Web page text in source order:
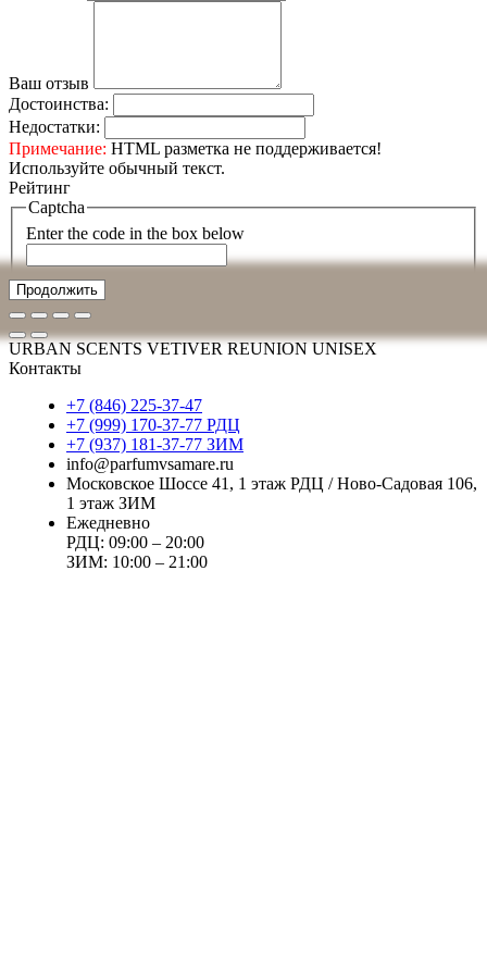
Ваш отзыв
Достоинства:
Недостатки:
Примечание: HTML разметка не поддерживается!
Используйте обычный текст.
Рейтинг
Captcha
Enter the code in the box below
Продолжить
URBAN SCENTS VETIVER REUNION UNISEX
Контакты
+7 (846) 225-37-47
+7 (999) 170-37-77 РДЦ
+7 (937) 181-37-77 ЗИМ
info@parfumvsamare.ru
Московское Шоссе 41, 1 этаж РДЦ / Ново-Садовая 106,
1 этаж ЗИМ
Ежедневно
РДЦ: 09:00 – 20:00
ЗИМ: 10:00 – 21:00